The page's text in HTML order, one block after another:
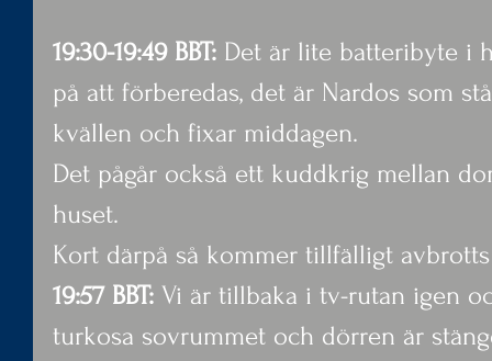
19:30-19:49 BBT: Det är lite batteribyte i
på att förberedas, det är Nardos som
kvällen och fixar middagen.
Det pågår också ett kuddkrig mellan
huset.
Kort därpå så kommer tillfälligt
19:57 BBT: Vi är tillbaka i tv-rutan igen
turkosa sovrummet och dörren är